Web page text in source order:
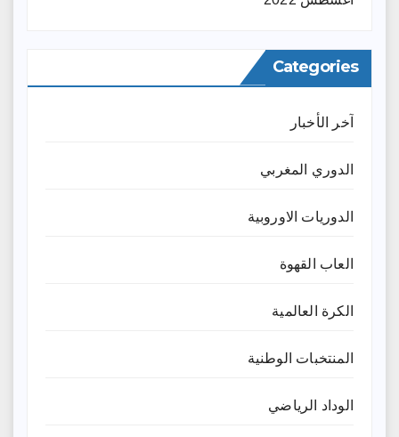
Categories
آخر الأخبار
الدوري المغربي
الدوريات الاوروبية
العاب القهوة
الكرة العالمية
المنتخبات الوطنية
الوداد الرياضي